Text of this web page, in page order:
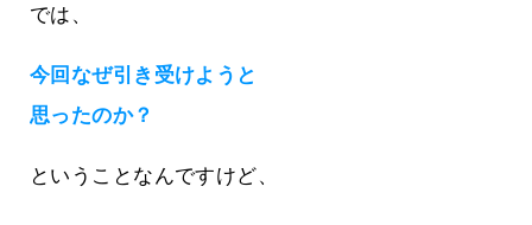
では、
今回なぜ引き受けようと
思ったのか？
ということなんですけど、